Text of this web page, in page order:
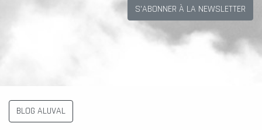
S'ABONNER À LA NEWSLETTER
BLOG ALUVAL